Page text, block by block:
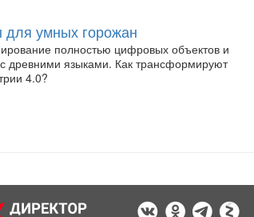
умных горожан
полностью цифровых объектов и
древними языками. Как трансформируют
4.0?